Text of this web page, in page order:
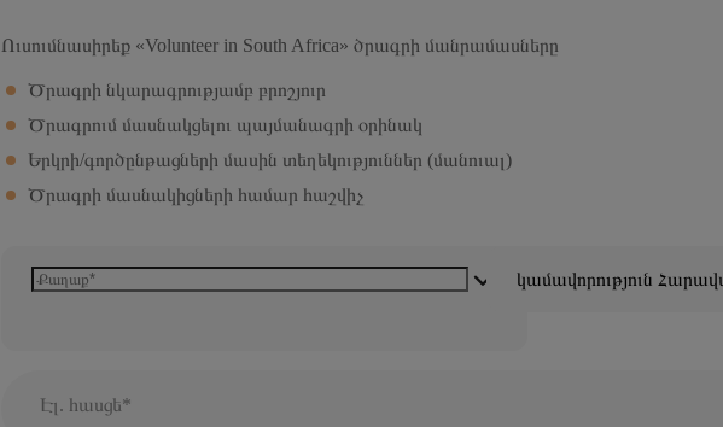
Ուսումնասիրեք «Volunteer in South Africa» ծրագրի մանրամասները
Ծրագրի նկարագրությամբ բրոշյուր
Ծրագրում մասնակցելու պայմանագրի օրինակ
Երկրի/գործընթացների մասին տեղեկություններ (մանուալ)
Ծրագրի մասնակիցների համար հաշվիչ
կամավորություն
Էլ. հասցե*